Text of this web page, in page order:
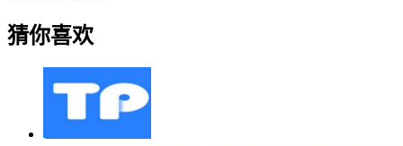
猜你喜欢